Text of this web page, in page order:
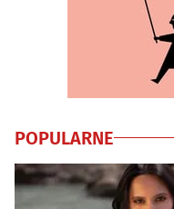
POPULARNE